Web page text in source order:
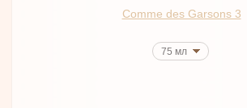
Comme des Garsons 3
75 мл